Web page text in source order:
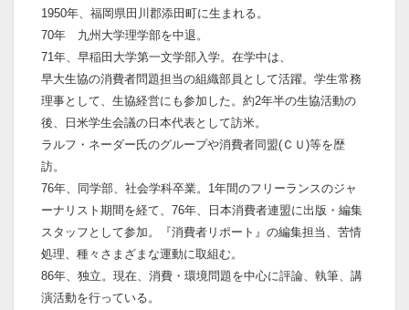
1950年、福岡県田川郡添田町に生まれる。
70年 九州大学理学部を中退。
71年、早稲田大学第一文学部入学。在学中は、
早大生協の消費者問題担当の組織部員として活躍。学生常務
理事として、生協経営にも参加した。約2年半の生協活動の
後、日米学生会議の日本代表として訪米。
ラルフ・ネーダー氏のグループや消費者同盟(ＣＵ)等を歴
訪。
76年、同学部、社会学科卒業。1年間のフリーランスのジャ
ーナリスト期間を経て、76年、日本消費者連盟に出版・編集
スタッフとして参加。『消費者リポート』の編集担当、苦情
処理、種々さまざまな運動に取組む。
86年、独立。現在、消費・環境問題を中心に評論、執筆、講
演活動を行っている。